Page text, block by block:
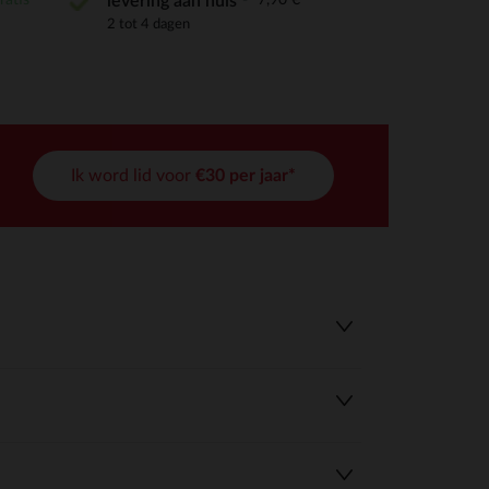
aan te passen en te beheren, en zorgt ervoor dat aan
2 tot 4 dagen
Ik word lid voor €30 per jaar*